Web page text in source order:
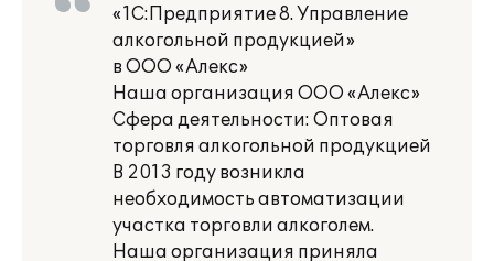
«1С:Предприятие 8. Управление
алкогольной продукцией»
в ООО «Алекс»
Наша организация ООО «Алекс»
Сфера деятельности: Оптовая
торговля алкогольной продукцией
В 2013 году возникла
необходимость автоматизации
участка торговли алкоголем.
Наша организация приняла